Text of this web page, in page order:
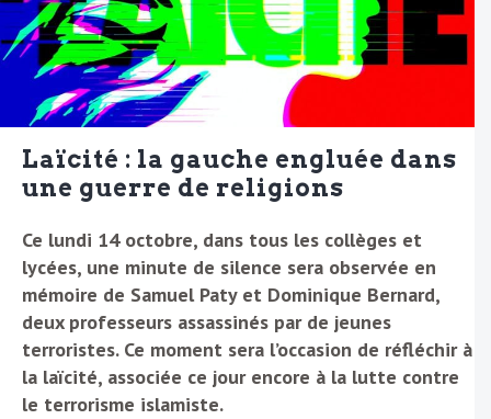
Laïcité : la gauche engluée dans
une guerre de religions
Ce lundi 14 octobre, dans tous les collèges et
lycées, une minute de silence sera observée en
mémoire de Samuel Paty et Dominique Bernard,
deux professeurs assassinés par de jeunes
terroristes. Ce moment sera l’occasion de réfléchir à
la laïcité, associée ce jour encore à la lutte contre
le terrorisme islamiste.